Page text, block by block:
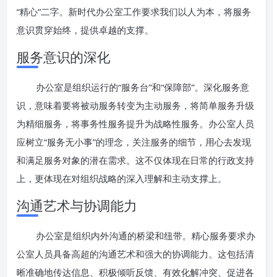
“精心”二字。新时代办公室工作要求我们以人为本，将服务
意识贯穿始终，提供卓越的支撑。
服务意识的深化
办公室是组织运行的“服务台”和“保障部”。深化服务意
识，意味着要将被动服务转变为主动服务，将简单服务升级
为精细服务，将事务性服务提升为战略性服务。办公室人员
应树立“服务无小事”的理念，关注服务的细节，用心去发现
和满足服务对象的潜在需求。这不仅体现在日常的行政支持
上，更体现在对组织战略的深入理解和主动支撑上。
沟通艺术与协调能力
办公室是组织内外沟通的桥梁和纽带。精心服务要求办
公室人员具备高超的沟通艺术和强大的协调能力。这包括清
晰准确地传达信息、积极倾听反馈、有效化解冲突、促进各